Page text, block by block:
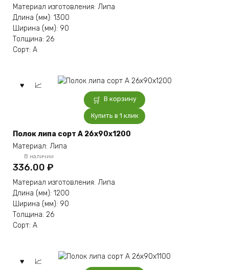
Материал изготовления: Липа
Длина (мм): 1300
Ширина (мм): 90
Толщина: 26
Сорт: А
В корзину
Купить в 1 клик
Полок липа сорт А 26x90x1200
Материал: Липа
В наличии
336.00 ₽
Материал изготовления: Липа
Длина (мм): 1200
Ширина (мм): 90
Толщина: 26
Сорт: А